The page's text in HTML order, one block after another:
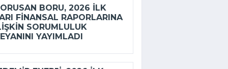
BORU, 2026 ILK
FINANSAL RAPORLARINA
SORUMLULUK
YAYIMLADI